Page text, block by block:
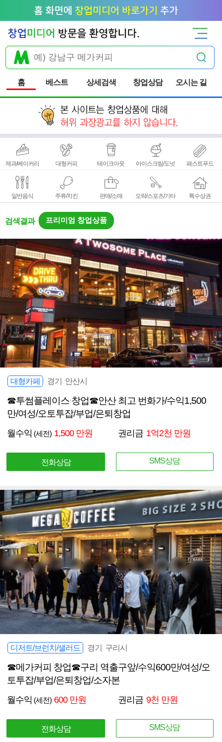
홈 베스트 상세검색 창업상담 오시는 길
제과/베이커리 대형커피 테이크아웃 아이스크림/도넛 패스트푸드
일반음식 주류/치킨 판매/소매 오락/스포츠/기타 특수상권
검색결과 프리미엄 창업상품
대형카페 경기 안산시
☎투썸플레이스 창업☎안산 최고 번화가/수익1,500
만/여성/오토투잡/부업/은퇴창업
월수익 (세전) 1,500 만원 권리금 1억2천 만원
전화상담 SMS상담
디저트/브런치/샐러드 경기 구리시
☎메가커피 창업☎구리 역출구앞/수익600만/여성/오
토투잡/부업/은퇴창업/소자본
월수익 (세전) 600 만원 권리금 9천 만원
전화상담 SMS상담